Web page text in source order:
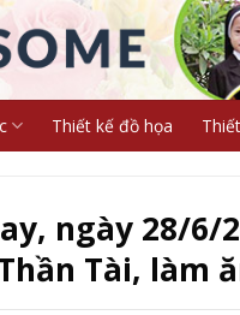
Thiết kế đồ họa
ngày 28/6/
Tài,